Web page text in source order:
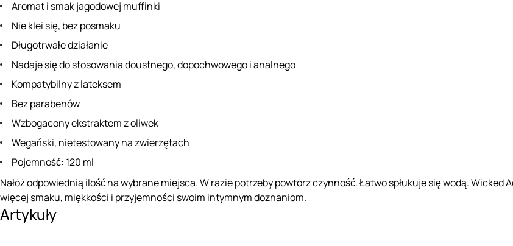
Aromat i smak jagodowej muffinki
Nie klei się, bez posmaku
Długotrwałe działanie
Nadaje się do stosowania doustnego, dopochwowego i analnego
Kompatybilny z lateksem
Bez parabenów
Wzbogacony ekstraktem z oliwek
Wegański, nietestowany na zwierzętach
Pojemność: 120 ml
Nałóż odpowiednią ilość na wybrane miejsca. W razie potrzeby powtórz czynność. Łatwo spłukuje się wodą. Wicked
więcej smaku, miękkości i przyjemności swoim intymnym doznaniom.
Artykuły